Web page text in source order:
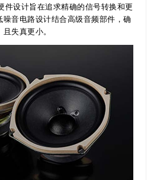
件设计旨在追求精确的信号转换和更
音电路设计结合高级音频部件，确
失真更小。